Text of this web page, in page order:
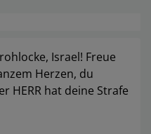
Israel! Freue
Herzen, du
HERR hat deine Strafe